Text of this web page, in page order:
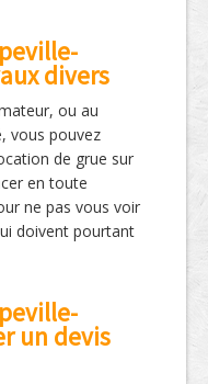
divers
ou au
vous pouvez
de grue sur
en toute
ne pas vous voir
doivent pourtant
un devis